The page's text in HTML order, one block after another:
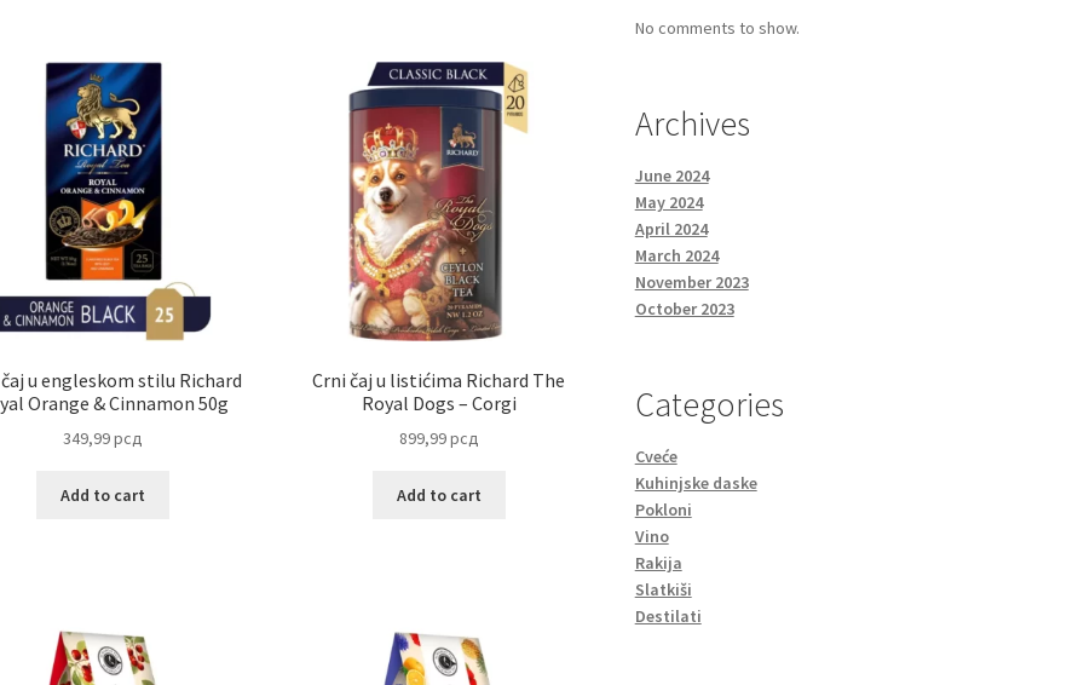
u engleskom stilu Richard
Orange & Cinnamon 50g
349,99рсд
Add to cart
Crni čaj u listićima Richard The
Royal Dogs – Corgi
899,99рсд
Add to cart
No comments to show.
Archives
June 2024
May 2024
April 2024
March 2024
November 2023
October 2023
Categories
Cveće
Kuhinjske daske
Pokloni
Vino
Rakija
Slatkiši
Destilati